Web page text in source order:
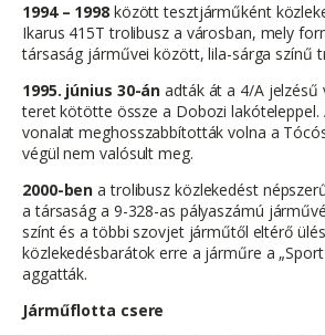
1994 – 1998között tesztjárműként
Ikarus 415T trolibusz a városban, mely
társaság járművei között, lila-sárga színű
1995. június 30-án adták át a 4/A jelzésű
teret kötötte össze a Dobozi lakóteleppel.
vonalat meghosszabbították volna a
végül nem valósult meg.
2000-ben a trolibusz közlekedést
a társaság a 9-328-as pályaszámú
színt és a többi szovjet járműtől eltérő
közlekedésbarátok erre a járműre a
aggatták.
Járműflotta csere